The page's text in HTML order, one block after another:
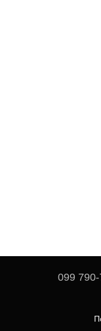
099